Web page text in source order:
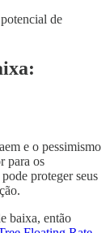
de
e o pessimismo
para os
proteger seus
baixa, então